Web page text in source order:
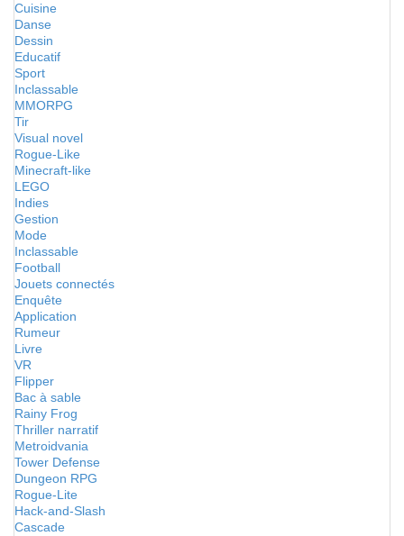
Cuisine
Danse
Dessin
Educatif
Sport
Inclassable
MMORPG
Tir
Visual novel
Rogue-Like
Minecraft-like
LEGO
Indies
Gestion
Mode
Inclassable
Football
Jouets connectés
Enquête
Application
Rumeur
Livre
VR
Flipper
Bac à sable
Rainy Frog
Thriller narratif
Metroidvania
Tower Defense
Dungeon RPG
Rogue-Lite
Hack-and-Slash
Cascade